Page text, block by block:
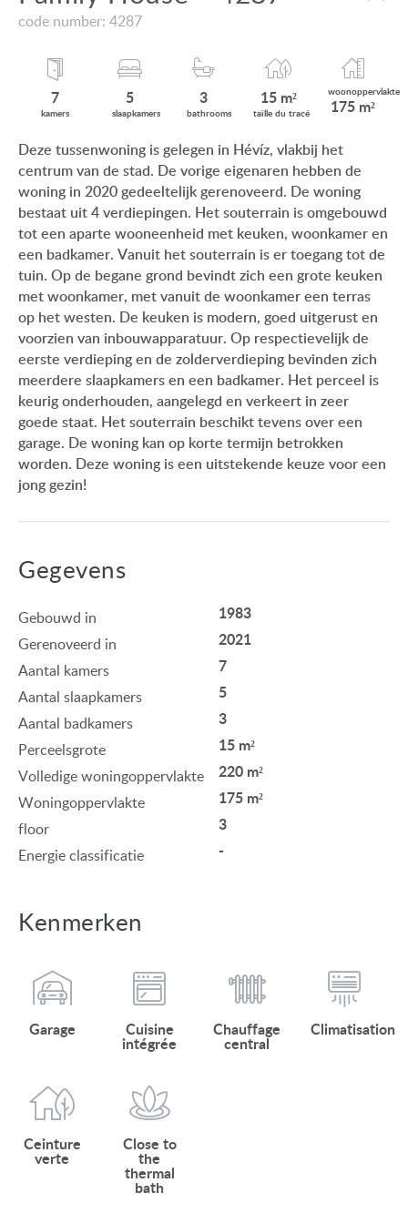
code number: 4287
7
kamers
5
slaapkamers
3
bathrooms
15 m²
taille du tracé
woonoppervlakte
175 m²
Deze tussenwoning is gelegen in Hévíz, vlakbij het
centrum van de stad. De vorige eigenaren hebben de
woning in 2020 gedeeltelijk gerenoveerd. De woning
bestaat uit 4 verdiepingen. Het souterrain is omgebouwd
tot een aparte wooneenheid met keuken, woonkamer en
een badkamer. Vanuit het souterrain is er toegang tot de
tuin. Op de begane grond bevindt zich een grote keuken
met woonkamer, met vanuit de woonkamer een terras
op het westen. De keuken is modern, goed uitgerust en
voorzien van inbouwapparatuur. Op respectievelijk de
eerste verdieping en de zolderverdieping bevinden zich
meerdere slaapkamers en een badkamer. Het perceel is
keurig onderhouden, aangelegd en verkeert in zeer
goede staat. Het souterrain beschikt tevens over een
garage. De woning kan op korte termijn betrokken
worden. Deze woning is een uitstekende keuze voor een
jong gezin!
Gegevens
Gebouwd in 1983
Gerenoveerd in 2021
Aantal kamers 7
Aantal slaapkamers 5
Aantal badkamers 3
Perceelsgrote 15 m²
Volledige woningoppervlakte 220 m²
Woningoppervlakte 175 m²
floor 3
Energie classificatie -
Kenmerken
Garage Cuisine
intégrée
Chauffage
central
Climatisation
Ceinture
verte
Close to
the
thermal
bath
VIEW ON LAKE BALATON
NEAR THE THERMAL BATH
SWIMMING-POOL
MANSION WITH ANCIENT TREES
FAMILY HOUSE IN GREEN BELT
ONZE KLANTEN
AANKOOPINFORMATIE
GEBRUIKSEIGENDOM
IMPRESSUM
HU DE EN BE